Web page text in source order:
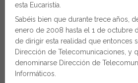
esta Eucaristía.
Sabéis bien que durante trece años,
enero de 2008 hasta el 1 de octubre
de dirigir esta realidad que entonces
Dirección de Telecomunicaciones, y
denominarse Dirección de
Informáticos.